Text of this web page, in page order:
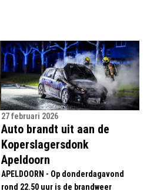
27 februari 2026
Auto brandt uit aan de
Koperslagersdonk
Apeldoorn
APELDOORN - Op donderdagavond
rond 22.50 uur is de brandweer